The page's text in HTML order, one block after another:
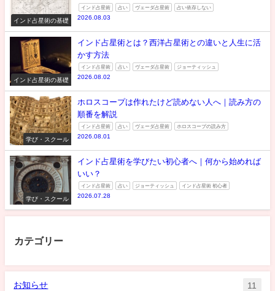
インド占星術の基礎
インド占星術 占い ヴェーダ占星術 占い依存しない
2026.08.03
インド占星術の基礎
インド占星術とは？西洋占星術との違いと人生に活
かす方法
インド占星術 占い ヴェーダ占星術 ジョーティッシュ
2026.08.02
学び・スクール
ホロスコープは作れたけど読めない人へ｜読み方の
順番を解説
インド占星術 占い ヴェーダ占星術 ホロスコープの読み方
2026.08.01
学び・スクール
インド占星術を学びたい初心者へ｜何から始めれば
いい？
インド占星術 占い ジョーティッシュ インド占星術 初心者
2026.07.28
カテゴリー
お知らせ 11